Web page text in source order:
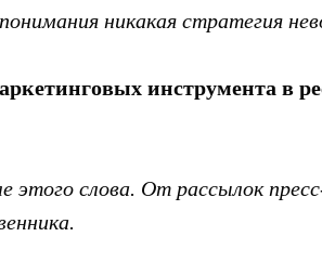
никакая стратегия
инструмента в
слова. От рассылок